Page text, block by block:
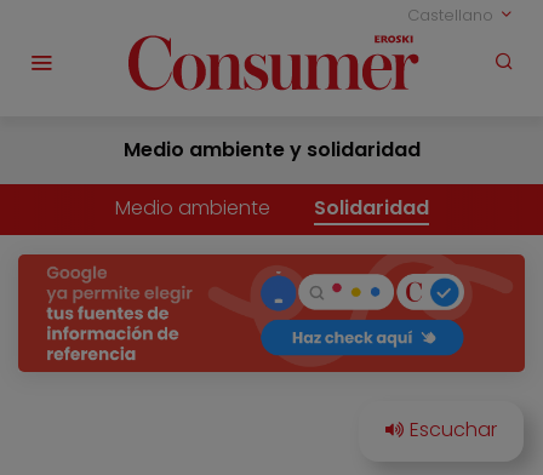
Castellano
Medio ambiente y solidaridad
Medio ambiente Solidaridad